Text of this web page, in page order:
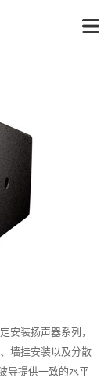
安装扬声器系列，
墙挂安装以及分散
导提供一致的水平